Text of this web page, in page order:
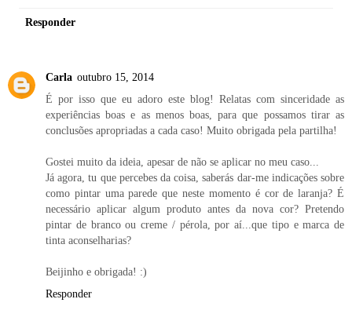
Responder
Carla outubro 15, 2014
É por isso que eu adoro este blog! Relatas com sinceridade as
experiências boas e as menos boas, para que possamos tirar as
conclusões apropriadas a cada caso! Muito obrigada pela partilha!
Gostei muito da ideia, apesar de não se aplicar no meu caso...
Já agora, tu que percebes da coisa, saberás dar-me indicações sobre
como pintar uma parede que neste momento é cor de laranja? É
necessário aplicar algum produto antes da nova cor? Pretendo
pintar de branco ou creme / pérola, por aí...que tipo e marca de
tinta aconselharias?
Beijinho e obrigada! :)
Responder